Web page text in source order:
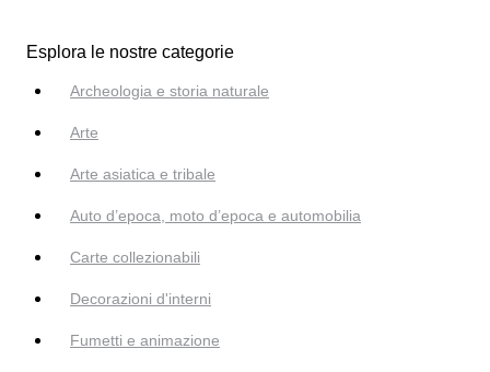
Esplora le nostre categorie
Archeologia e storia naturale
Arte
Arte asiatica e tribale
Auto d’epoca, moto d’epoca e automobilia
Carte collezionabili
Decorazioni d'interni
Fumetti e animazione